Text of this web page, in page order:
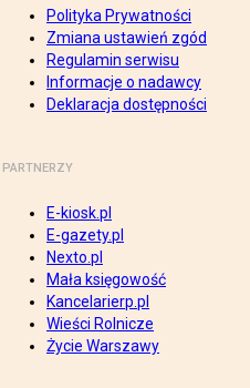
Polityka Prywatności
Zmiana ustawień zgód
Regulamin serwisu
Informacje o nadawcy
Deklaracja dostępności
PARTNERZY
E-kiosk.pl
E-gazety.pl
Nexto.pl
Mała księgowość
Kancelarierp.pl
Wieści Rolnicze
Życie Warszawy